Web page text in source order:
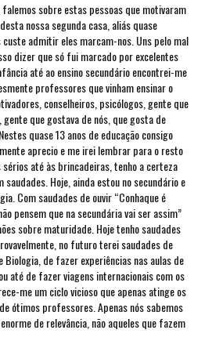
sobre estas pessoas que motivaram
nossa segunda casa, aliás quase
admitir eles marcam-nos. Uns pelo mal
dizer que só fui marcado por excelentes
até ao ensino secundário encontrei-me
professores que vinham ensinar o
conselheiros, psicólogos, gente que
que gostava de nós, que gosta de
quase 13 anos de educação consigo
aprecio e me irei lembrar para o resto
até às brincadeiras, tenho a certeza
Hoje, ainda estou no secundário e
Com saudades de ouvir “Conhaque é
pensem que na secundária vai ser assim”
sobre maturidade. Hoje tenho saudades
no futuro terei saudades de
de fazer experiências nas aulas de
até de fazer viagens internacionais com os
me um ciclo vicioso que apenas atinge os
ótimos professores. Apenas nós sabemos
de relevância, não aqueles que fazem